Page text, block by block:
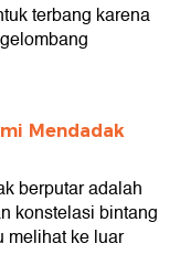
terbang karena
Mendadak
berputar adalah
konstelasi bintang
melihat ke luar